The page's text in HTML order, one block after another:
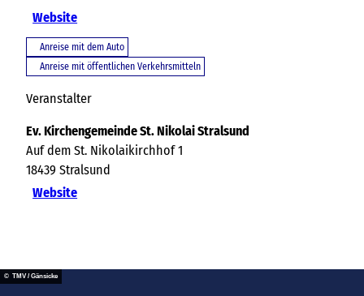
Website
Anreise mit dem Auto
Anreise mit öffentlichen Verkehrsmitteln
Veranstalter
Ev. Kirchengemeinde St. Nikolai Stralsund
Auf dem St. Nikolaikirchhof 1
18439 Stralsund
Website
© TMV / Gänsicke